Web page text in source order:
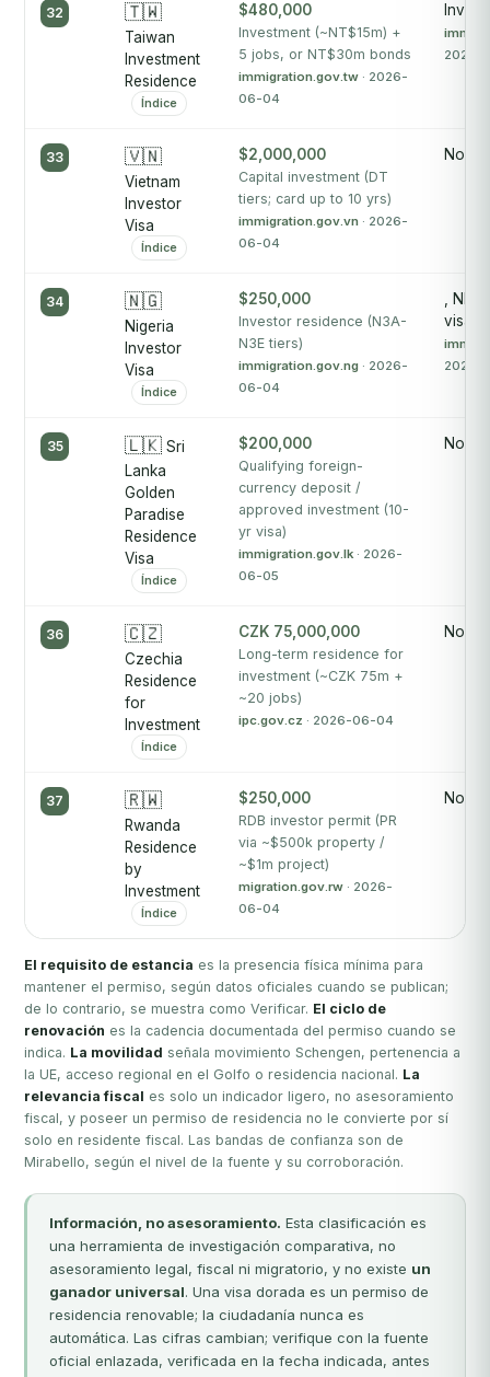
32 🇹🇼
Taiwan
Investment
Residence
Índice
$480,000
Investment (~NT$15m) +
5 jobs, or NT$30m bonds
immigration.gov.tw · 2026-
06-04
2026-
33 🇻🇳
Vietnam
Investor
Visa
Índice
$2,000,000
Capital investment (DT
tiers; card up to 10 yrs)
immigration.gov.vn · 2026-
06-04
No
34 🇳🇬
Nigeria
Investor
Visa
Índice
$250,000
Investor residence (N3A-
N3E tiers)
immigration.gov.ng · 2026-
06-04
, NIS
visa
2026-
35 🇱🇰 Sri
Lanka
Golden
Paradise
Residence
Visa
Índice
$200,000
Qualifying foreign-
currency deposit /
approved investment (10-
yr visa)
immigration.gov.lk · 2026-
06-05
No
36 🇨🇿
Czechia
Residence
for
Investment
Índice
CZK 75,000,000
Long-term residence for
investment (~CZK 75m +
~20 jobs)
ipc.gov.cz · 2026-06-04
No
37 🇷🇼
Rwanda
Residence
by
Investment
Índice
$250,000
RDB investor permit (PR
via ~$500k property /
~$1m project)
migration.gov.rw · 2026-
06-04
No
El requisito de estancia es la presencia física mínima para
mantener el permiso, según datos oficiales cuando se publican;
de lo contrario, se muestra como Verificar. El ciclo de
renovación es la cadencia documentada del permiso cuando se
indica. La movilidad señala movimiento Schengen, pertenencia a
la UE, acceso regional en el Golfo o residencia nacional. La
relevancia fiscal es solo un indicador ligero, no asesoramiento
fiscal, y poseer un permiso de residencia no le convierte por sí
solo en residente fiscal. Las bandas de confianza son de
Mirabello, según el nivel de la fuente y su corroboración.
Información, no asesoramiento. Esta clasificación es
una herramienta de investigación comparativa, no
asesoramiento legal, fiscal ni migratorio, y no existe un
ganador universal. Una visa dorada es un permiso de
residencia renovable; la ciudadanía nunca es
automática. Las cifras cambian; verifique con la fuente
oficial enlazada, verificada en la fecha indicada, antes